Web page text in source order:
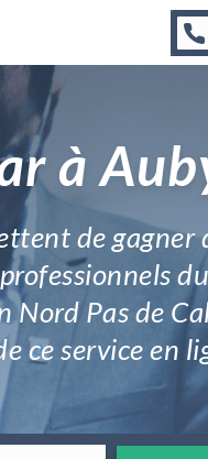
à
de gagner
Pas de
ce service en